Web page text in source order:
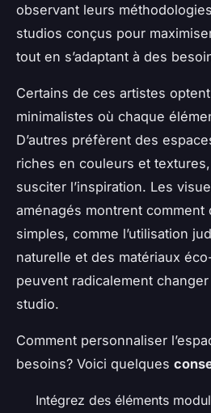
observant leurs
studios conçus pour
tout en s’adaptant à des
Certains de ces artistes
minimalistes où chaque
D’autres préfèrent des
riches en couleurs et
susciter l’inspiration. Les
aménagés montrent comment
simples, comme l’utilisation
naturelle et des matériaux
peuvent radicalement changer
studio.
Comment personnaliser
besoins? Voici quelques
Intégrez des éléments